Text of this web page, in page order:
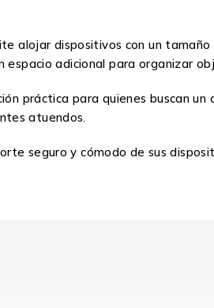
alojar dispositivos con un
espacio adicional para organizar
práctica para quienes buscan un
atuendos.
seguro y cómodo de sus